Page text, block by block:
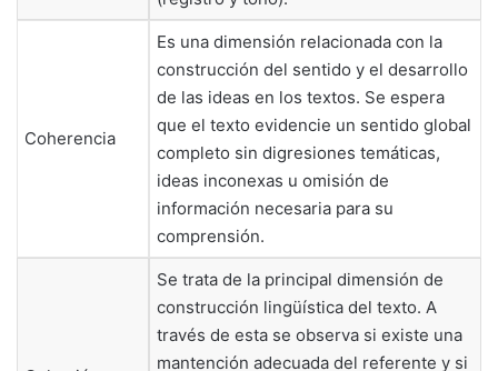
Coherencia
Es una dimensión relacionada con la
construcción del sentido y el desarrollo
de las ideas en los textos. Se espera
que el texto evidencie un sentido global
completo sin digresiones temáticas,
ideas inconexas u omisión de
información necesaria para su
comprensión.
Se trata de la principal dimensión de
construcción lingüística del texto. A
través de esta se observa si existe una
mantención adecuada del referente y si